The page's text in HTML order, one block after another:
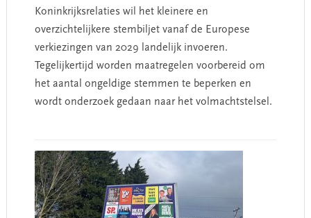
Koninkrijksrelaties wil het kleinere en
overzichtelijkere stembiljet vanaf de Europese
verkiezingen van 2029 landelijk invoeren.
Tegelijkertijd worden maatregelen voorbereid om
het aantal ongeldige stemmen te beperken en
wordt onderzoek gedaan naar het volmachtstelsel.